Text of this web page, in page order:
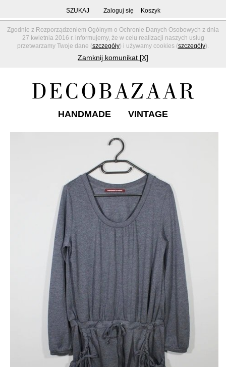
Zgodnie z Rozporządzeniem Ogólnym o Ochronie Danych Osobowych z dnia
27 kwietnia 2016 r. informujemy, że w celu realizacji naszych usług
przetwarzamy Twoje dane (szczegóły) i używamy cookies (szczegóły).
Zamknij komunikat [X]
SZUKAJ Zaloguj się Koszyk
HANDMADE VINTAGE